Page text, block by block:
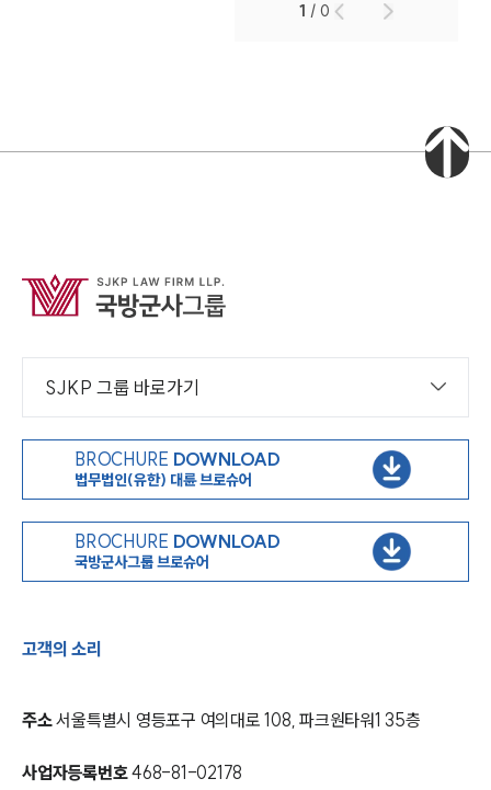
1 /0
SJKP 그룹 바로가기
BROCHURE DOWNLOAD
법무법인(유한) 대륜 브로슈어
BROCHURE DOWNLOAD
국방군사그룹 브로슈어
고객의 소리
주소서울특별시 영등포구 여의대로 108, 파크원타워1 35층
사업자등록번호468-81-02178